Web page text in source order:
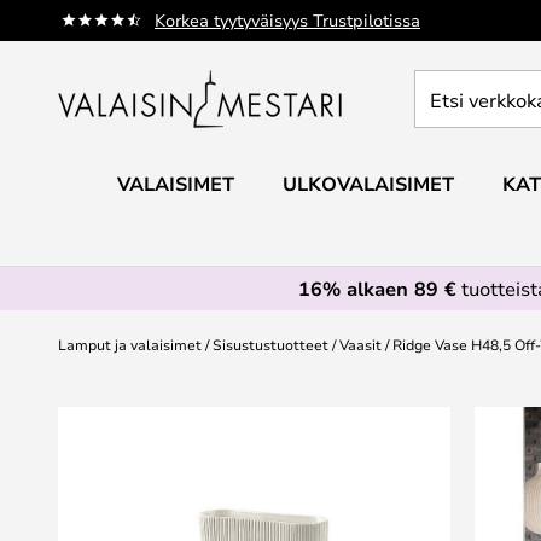
Korkea tyytyväisyys Trustpilotissa
Skip
to
verkkokaupan
VALAISIMET ULKOVALAISIMET
16% alkaen 89 €
Lamput ja valaisimet Sisustustuotteet Vaasit Ridge Vase H48,5